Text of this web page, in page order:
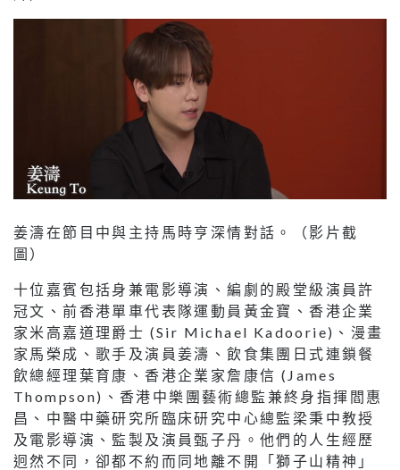
姜濤在節目中與主持馬時亨深情對話。（影片截
圖）
十位嘉賓包括身兼電影導演、編劇的殿堂級演員許
冠文、前香港單車代表隊運動員黃金寶、香港企業
家米高嘉道理爵士 (Sir Michael Kadoorie)、漫畫
家馬榮成、歌手及演員姜濤、飲食集團日式連鎖餐
飲總經理葉育康、香港企業家詹康信 (James
Thompson)、香港中樂團藝術總監兼終身指揮閻惠
昌、中醫中藥研究所臨床研究中心總監梁秉中教授
及電影導演、監製及演員甄子丹。他們的人生經歷
迥然不同，卻都不約而同地離不開「獅子山精神」